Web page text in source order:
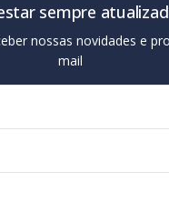
sempre
nossas novidades e
mail